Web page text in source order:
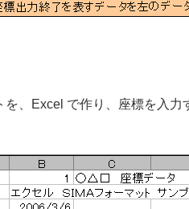
、Excel で作り、座標を入力